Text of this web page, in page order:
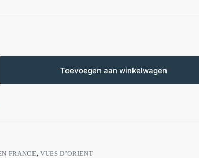
Toevoegen aan winkelwagen
FRANCE, VUES D’ORIENT